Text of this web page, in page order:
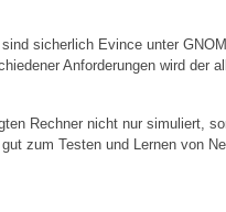
sicherlich Evince unter
Anforderungen wird der
Rechner nicht nur simuliert,
zum Testen und Lernen von